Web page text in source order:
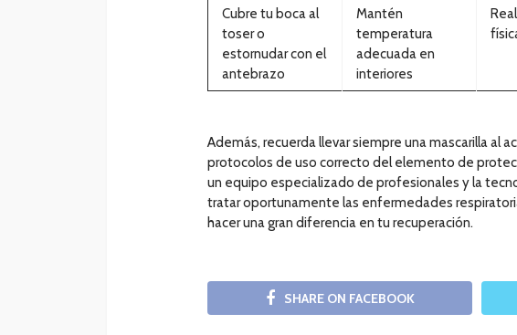
Cubre tu boca al
toser o
estornudar con el
antebrazo
Mantén
temperatura
adecuada en
interiores
Además, recuerda llevar siempre una mascarilla al
protocolos de uso correcto del elemento de
un equipo especializado de profesionales y la
tratar oportunamente las enfermedades
hacer una gran diferencia en tu recuperación.
SHARE ON FACEBOOK